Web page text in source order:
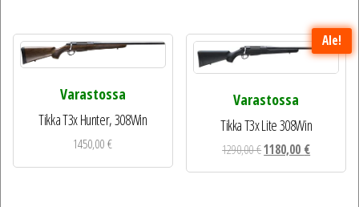
Varastossa
Tikka T3x Hunter, 308Win
1450,00€
Ale!
Varastossa
Tikka T3x Lite 308Win
1290,00€Alkuperäinen
hinta
1180,00 €Nykyinen
hinta